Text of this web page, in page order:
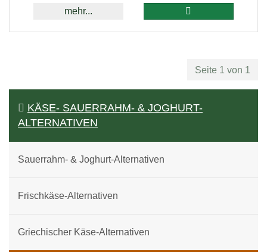
mehr...
Seite 1 von 1
KÄSE- SAUERRAHM- & JOGHURT-
ALTERNATIVEN
Sauerrahm- & Joghurt-Alternativen
Frischkäse-Alternativen
Griechischer Käse-Alternativen